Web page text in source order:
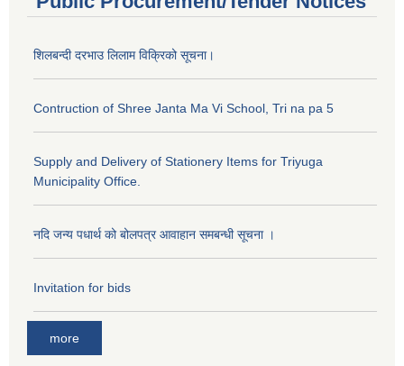
शिलबन्दी दरभाउ लिलाम विक्रिको सूचना।
Contruction of Shree Janta Ma Vi School, Tri na pa 5
Supply and Delivery of Stationery Items for Triyuga
Municipality Office.
नदि जन्य पधार्थ को बोलपत्र आवाहान समबन्धी सूचना ।
Invitation for bids
more